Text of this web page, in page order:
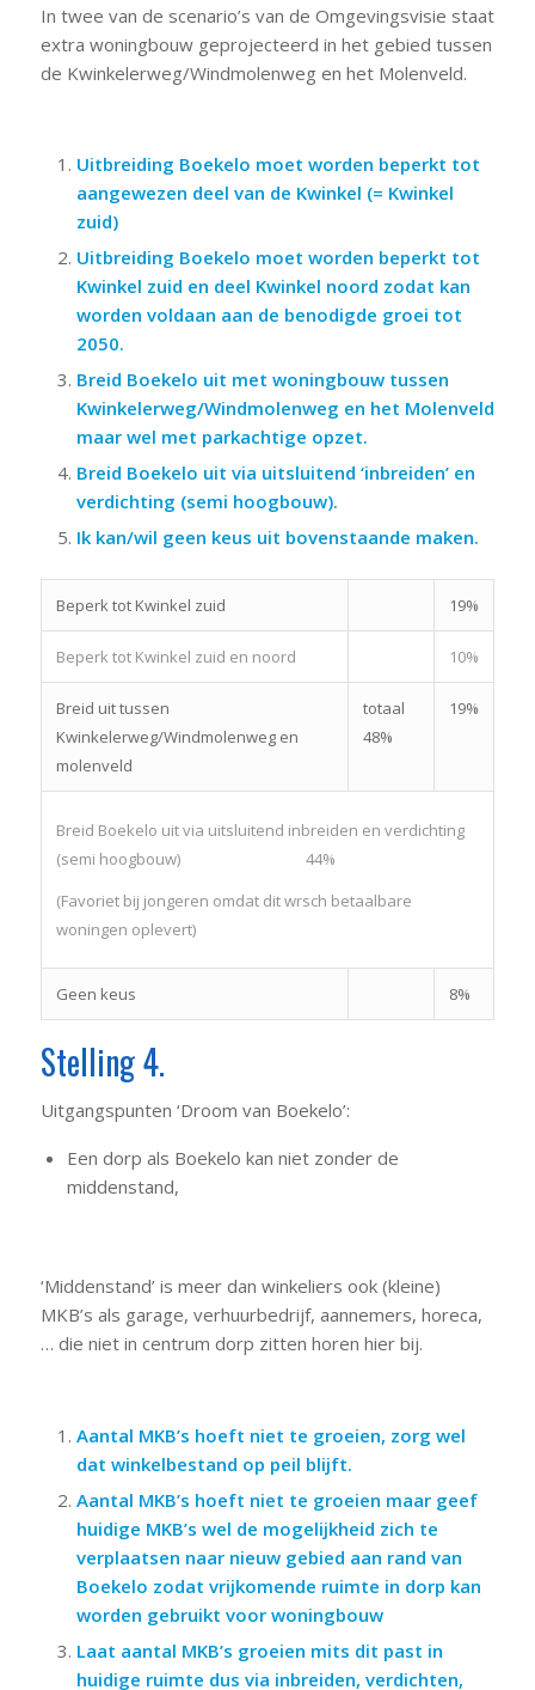
In twee van de scenario’s van de Omgevingsvisie staat
extra woningbouw geprojecteerd in het gebied tussen
de Kwinkelerweg/Windmolenweg en het Molenveld.
Uitbreiding Boekelo moet worden beperkt tot
aangewezen deel van de Kwinkel (= Kwinkel
zuid)
Uitbreiding Boekelo moet worden beperkt tot
Kwinkel zuid en deel Kwinkel noord zodat kan
worden voldaan aan de benodigde groei tot
2050.
Breid Boekelo uit met woningbouw tussen
Kwinkelerweg/Windmolenweg en het Molenveld
maar wel met parkachtige opzet.
Breid Boekelo uit via uitsluitend ‘inbreiden’ en
verdichting (semi hoogbouw).
Ik kan/wil geen keus uit bovenstaande maken.
Beperk tot Kwinkel zuid 19%
Beperk tot Kwinkel zuid en noord 10%
Breid uit tussen
Kwinkelerweg/Windmolenweg en
molenveld
totaal
48%
19%
Breid Boekelo uit via uitsluitend inbreiden en verdichting
(semi hoogbouw) 44%
(Favoriet bij jongeren omdat dit wrsch betaalbare
woningen oplevert)
Geen keus 8%
Stelling 4.
Uitgangspunten ‘Droom van Boekelo’:
Een dorp als Boekelo kan niet zonder de
middenstand,
‘Middenstand’ is meer dan winkeliers ook (kleine)
MKB’s als garage, verhuurbedrijf, aannemers, horeca,
… die niet in centrum dorp zitten horen hier bij.
Aantal MKB’s hoeft niet te groeien, zorg wel
dat winkelbestand op peil blijft.
Aantal MKB’s hoeft niet te groeien maar geef
huidige MKB’s wel de mogelijkheid zich te
verplaatsen naar nieuw gebied aan rand van
Boekelo zodat vrijkomende ruimte in dorp kan
worden gebruikt voor woningbouw
Laat aantal MKB’s groeien mits dit past in
huidige ruimte dus via inbreiden, verdichten,